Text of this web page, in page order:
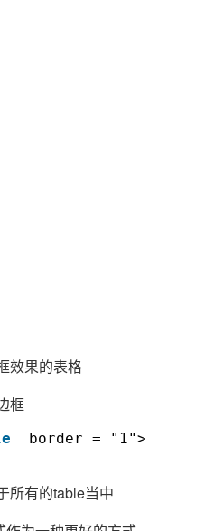
效果的表格
框
border = "1">
所有的table当中